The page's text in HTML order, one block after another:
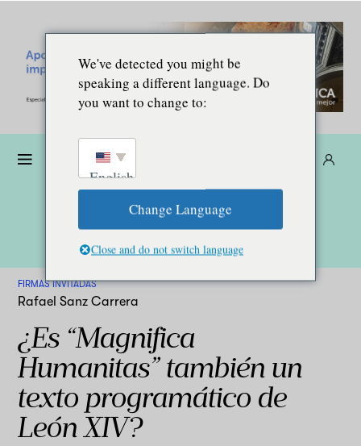
FIRMAS INVITADAS
Rafael Sanz Carrera
¿Es “Magnifica
Humanitas” también un
texto programático de
León XIV?
We've detected you might be
speaking a different language. Do
you want to change to:
English
Change Language
Close and do not switch language